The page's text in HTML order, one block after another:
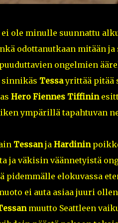
ole minulle suunnattu
odottanutkaan mitään
ongelmien
Tessayrittää pitää
Hero Fiennes Tiffinin
ympärillä tapahtuvan
Tessanja Hardinin
ja väkisin väännetyistä
pidemmälle elokuvassa
ei auta asiaa juuri
muutto Seattleen